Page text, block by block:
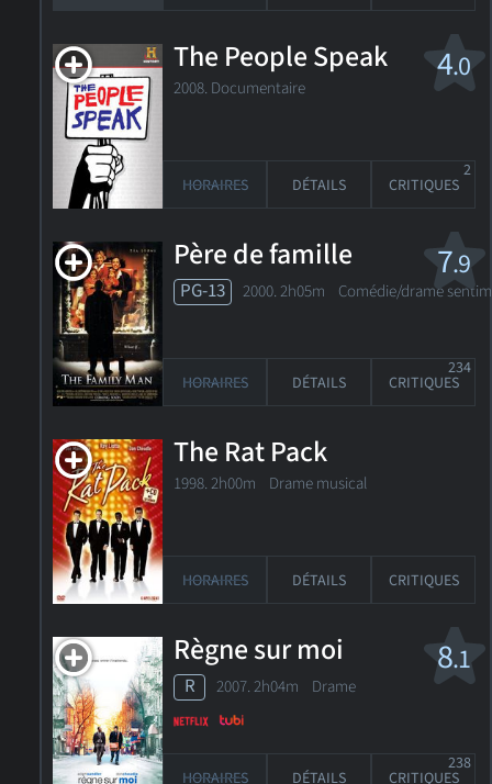
4.0
The People Speak
2008. Documentaire
HORAIRES DÉTAILS CRITIQUES
2
7.9
Père de famille
PG-13 2000. 2h05m Comédie/drame
HORAIRES DÉTAILS CRITIQUES
234
The Rat Pack
1998. 2h00m Drame musical
HORAIRES DÉTAILS CRITIQUES
8.1
Règne sur moi
R 2007. 2h04m Drame
HORAIRES DÉTAILS CRITIQUES
238